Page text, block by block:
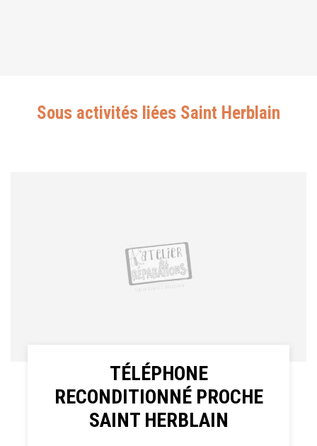
Sous activités liées Saint Herblain
TÉLÉPHONE
RECONDITIONNÉ PROCHE
SAINT HERBLAIN